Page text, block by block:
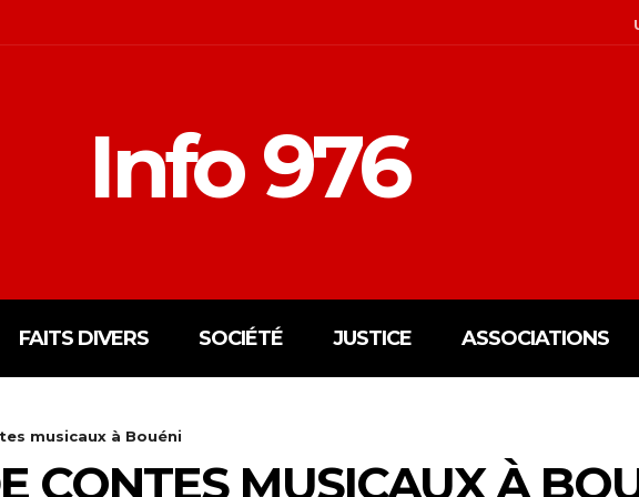
Info 976
FAITS DIVERS SOCIÉTÉ JUSTICE ASSOCIATIONS
musicaux à Bouéni
CONTES MUSICAUX À